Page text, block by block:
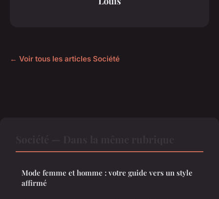
← Voir tous les articles Société
Mode femme et homme : votre guide vers un style
affirmé